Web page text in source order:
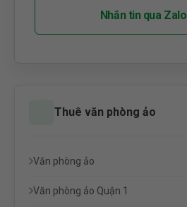
Nhắn tin qua Zalo
Thuê văn phòng ảo
Văn phòng ảo
Văn phòng ảo Quận 1